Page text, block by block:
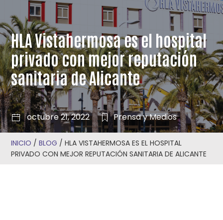
HLA Vistahermosa es el hospital
privado con mejor reputación
sanitaria de Alicante
octubre 21, 2022 Prensa y Medios
INICIO /BLOG /HLA VISTAHERMOSA ES EL HOSPITAL
PRIVADO CON MEJOR REPUTACIÓN SANITARIA DE ALICANTE